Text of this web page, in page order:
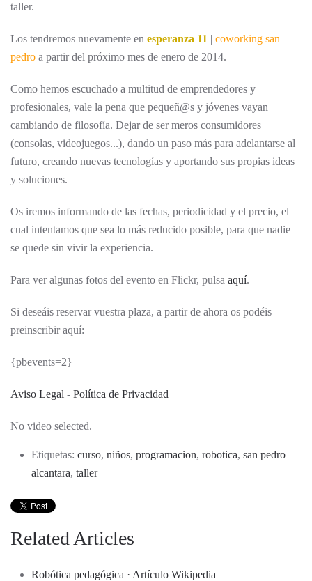
taller.
Los tendremos nuevamente en esperanza 11 | coworking san
pedro a partir del próximo mes de enero de 2014.
Como hemos escuchado a multitud de emprendedores y
profesionales, vale la pena que pequeñ@s y jóvenes vayan
cambiando de filosofía. Dejar de ser meros consumidores
(consolas, videojuegos...), dando un paso más para adelantarse al
futuro, creando nuevas tecnologías y aportando sus propias ideas
y soluciones.
Os iremos informando de las fechas, periodicidad y el precio, el
cual intentamos que sea lo más reducido posible, para que nadie
se quede sin vivir la experiencia.
Para ver algunas fotos del evento en Flickr, pulsa aquí.
Si deseáis reservar vuestra plaza, a partir de ahora os podéis
preinscribir aquí:
{pbevents=2}
Aviso Legal - Política de Privacidad
No video selected.
Etiquetas: curso, niños, programacion, robotica, san pedro
alcantara, taller
Related Articles
Robótica pedagógica · Artículo Wikipedia